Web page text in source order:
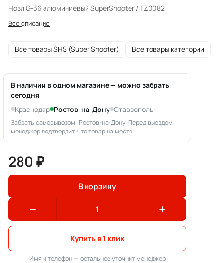
Нозл G-36 алюминиевый SuperShooter / TZ0082
Все описание
Все товары SHS (Super Shooter) Все товары категории
В наличии в одном магазине — можно забрать
сегодня
Краснодар Ростов-на-Дону Ставрополь
Забрать самовывозом: Ростов-на-Дону. Перед выездом
менеджер подтвердит, что товар на месте.
280 ₽
В корзину
Купить в 1 клик
Имя и телефон — остальное уточнит менеджер